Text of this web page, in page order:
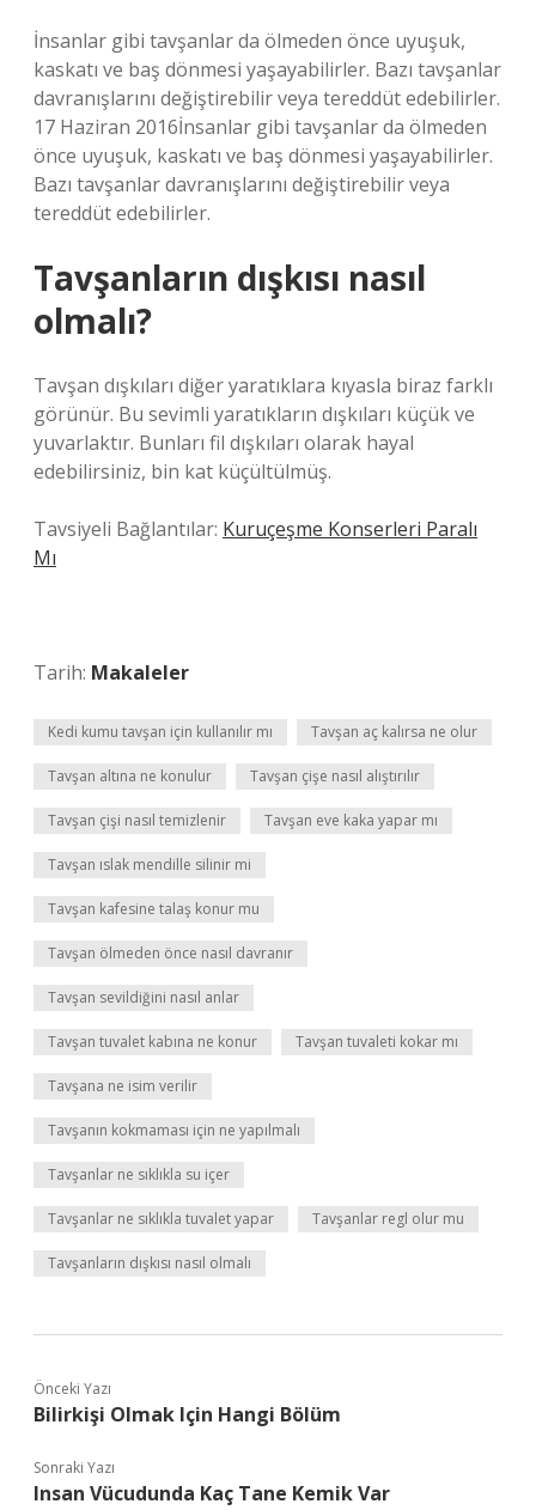
İnsanlar gibi tavşanlar da ölmeden önce uyuşuk,
kaskatı ve baş dönmesi yaşayabilirler. Bazı tavşanlar
davranışlarını değiştirebilir veya tereddüt edebilirler.
17 Haziran 2016İnsanlar gibi tavşanlar da ölmeden
önce uyuşuk, kaskatı ve baş dönmesi yaşayabilirler.
Bazı tavşanlar davranışlarını değiştirebilir veya
tereddüt edebilirler.
Tavşanların dışkısı nasıl
olmalı?
Tavşan dışkıları diğer yaratıklara kıyasla biraz farklı
görünür. Bu sevimli yaratıkların dışkıları küçük ve
yuvarlaktır. Bunları fil dışkıları olarak hayal
edebilirsiniz, bin kat küçültülmüş.
Tavsiyeli Bağlantılar: Kuruçeşme Konserleri Paralı
Mı
Tarih: Makaleler
Kedi kumu tavşan için kullanılır mı Tavşan aç kalırsa ne olur
Tavşan altına ne konulur Tavşan çişe nasıl alıştırılır
Tavşan çişi nasıl temizlenir Tavşan eve kaka yapar mı
Tavşan ıslak mendille silinir mi
Tavşan kafesine talaş konur mu
Tavşan ölmeden önce nasıl davranır
Tavşan sevildiğini nasıl anlar
Tavşan tuvalet kabına ne konur Tavşan tuvaleti kokar mı
Tavşana ne isim verilir
Tavşanın kokmaması için ne yapılmalı
Tavşanlar ne sıklıkla su içer
Tavşanlar ne sıklıkla tuvalet yapar Tavşanlar regl olur mu
Tavşanların dışkısı nasıl olmalı
Önceki Yazı
Bilirkişi Olmak Için Hangi Bölüm
Sonraki Yazı
Insan Vücudunda Kaç Tane Kemik Var